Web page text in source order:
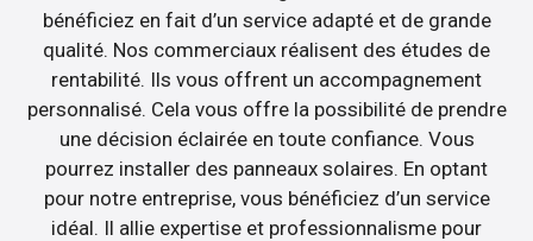
bénéficiez en fait d’un service adapté et de grande
qualité. Nos commerciaux réalisent des études de
rentabilité. Ils vous offrent un accompagnement
personnalisé. Cela vous offre la possibilité de prendre
une décision éclairée en toute confiance. Vous
pourrez installer des panneaux solaires. En optant
pour notre entreprise, vous bénéficiez d’un service
idéal. Il allie expertise et professionnalisme pour